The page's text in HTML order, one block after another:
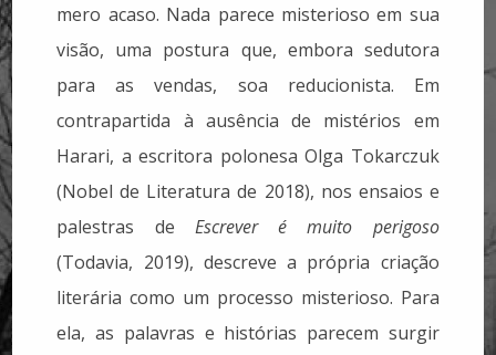
mero acaso. Nada parece misterioso em sua
visão, uma postura que, embora sedutora
para as vendas, soa reducionista. Em
contrapartida à ausência de mistérios em
Harari, a escritora polonesa Olga Tokarczuk
(Nobel de Literatura de 2018), nos ensaios e
palestras de Escrever é muito perigoso
(Todavia, 2019), descreve a própria criação
literária como um processo misterioso. Para
ela, as palavras e histórias parecem surgir